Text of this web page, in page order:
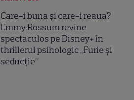
Care-i buna și care-i reaua?
Emmy Rossum revine
spectaculos pe Disney+ în
thrillerul psihologic „Furie și
seducție”